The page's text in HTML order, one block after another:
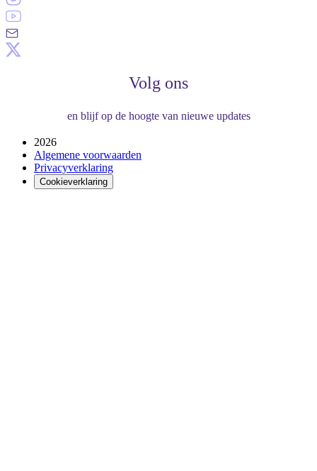
Volg ons
en blijf op de hoogte van nieuwe updates
2026
Algemene voorwaarden
Privacyverklaring
Cookieverklaring